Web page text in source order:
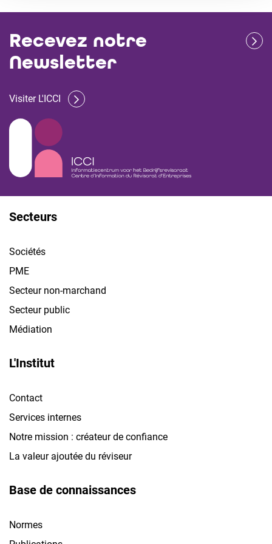
Recevez notre
Newsletter
Visiter L'ICCI
Secteurs
Sociétés
PME
Secteur non-marchand
Secteur public
Médiation
L'Institut
Contact
Services internes
Notre mission : créateur de confiance
La valeur ajoutée du réviseur
Base de connaissances
Normes